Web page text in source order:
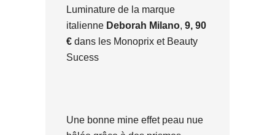
Luminature de la marque
italienne Deborah Milano, 9, 90
€ dans les Monoprix et Beauty
Sucess
Une bonne mine effet peau nue